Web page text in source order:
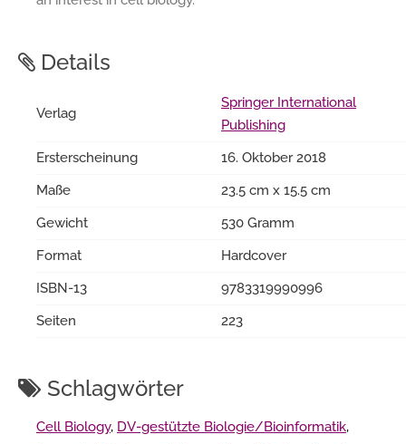
Details
Verlag
Springer International
Publishing
Ersterscheinung
16. Oktober 2018
Maße
23.5 cm x 15.5 cm
Gewicht
530 Gramm
Format
Hardcover
ISBN-13
9783319990996
Seiten
223
Schlagwörter
Cell Biology, DV-gestützte Biologie/Bioinformatik,